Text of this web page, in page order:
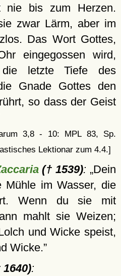
nie bis zum Herzen.
zwar Lärm, aber im
Das Wort Gottes,
eingegossen wird,
letzte Tiefe des
Gnade Gottes den
so dass der Geist
3,8 - 10: MPL 83, Sp.
Lektionar zum 4.4.]
(† 1539): Dein
Mühle im Wasser, die
Wenn du sie mit
mahlt sie Weizen;
und Wicke speist,
Wicke.
: